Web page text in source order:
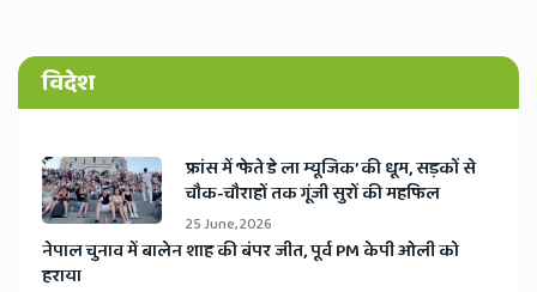
विदेश
​फ्रांस में ‘फेते डे ला म्यूजिक’ की धूम, सड़कों से
चौक-चौराहों तक गूंजी सुरों की महफिल
25 June, 2026
​नेपाल चुनाव में बालेन शाह की बंपर जीत, पूर्व PM केपी ओली को
हराया